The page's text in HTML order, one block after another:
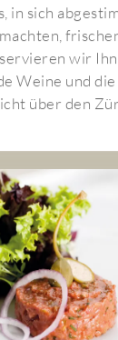
in sich
wir
Weine und die
über den